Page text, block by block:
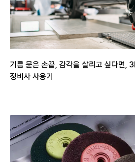
기름 묻은 손끝, 감각을 살리고 싶다면,
정비사 사용기